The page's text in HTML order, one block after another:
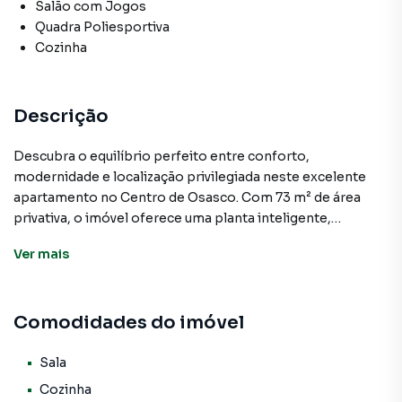
Salão com Jogos
Quadra Poliesportiva
Cozinha
Descrição
Descubra o equilíbrio perfeito entre conforto,
modernidade e localização privilegiada neste excelente
apartamento no Centro de Osasco. Com 73 m² de área
privativa, o imóvel oferece uma planta inteligente,
para proporcionar mais qualidade de vida à sua família.
todos com piso laminado, garantindo aconchego e
integrada à varanda gourmet, criando um ambiente
perfeito para receber amigos e desfrutar de momentos
Ver mais
Comodidades do imóvel
Sala
Cozinha